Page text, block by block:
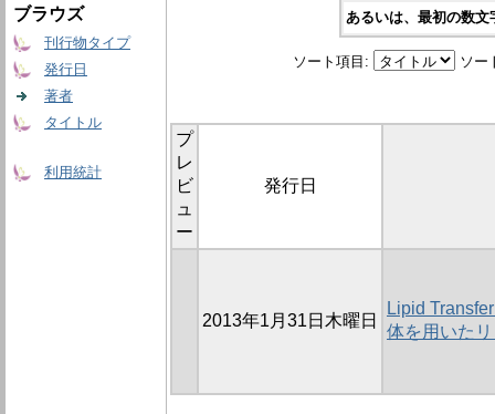
ブラウズ
刊行物タイプ
発行日
著者
タイトル
利用統計
あるいは、最初の数
ソート項目: ソー
プ
レ
ビ
ュ
ー
発行日
2013年1月31日木曜日
Lipid
体を用いた